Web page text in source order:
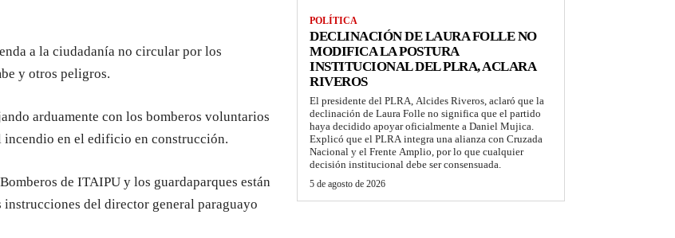
a la ciudadanía no circular por los
y otros peligros.
arduamente con los bomberos voluntarios
en el edificio en construcción.
de ITAIPU y los guardaparques están
del director general paraguayo
POLÍTICA
DECLINACIÓN DE LAURA FOLLE NO
MODIFICA LA POSTURA
INSTITUCIONAL DEL PLRA, ACLARA
RIVEROS
El presidente del PLRA, Alcides Riveros, aclaró que la
declinación de Laura Folle no significa que el partido
haya decidido apoyar oficialmente a Daniel Mujica.
Explicó que el PLRA integra una alianza con Cruzada
Nacional y el Frente Amplio, por lo que cualquier
decisión institucional debe ser consensuada.
5 de agosto de 2026